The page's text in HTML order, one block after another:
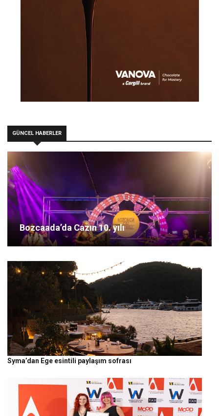
GÜNCEL HABERLER
Bozcaada’da Cazın 10. yılı
Syma’dan Ege esintili paylaşım sofrası